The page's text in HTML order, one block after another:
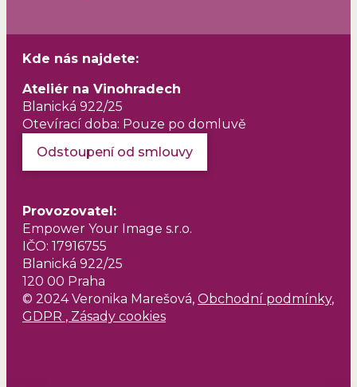
Kde nás najdete:
Ateliér na Vinohradech
Blanická 922/25
Otevírací doba: Pouze po domluvě
Odstoupení od smlouvy
Provozovatel:
Empower Your Image s.r.o.
IČO: 17916755
Blanická 922/25
120 00 Praha
© 2024 Veronika Marešová, Obchodní podmínky,
GDPR , Zásady cookies